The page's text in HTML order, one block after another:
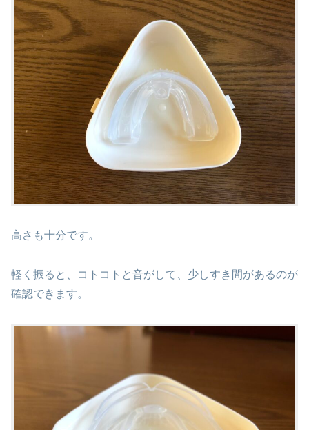
高さも十分です。
軽く振ると、コトコトと音がして、少しすき間があるのが
確認できます。